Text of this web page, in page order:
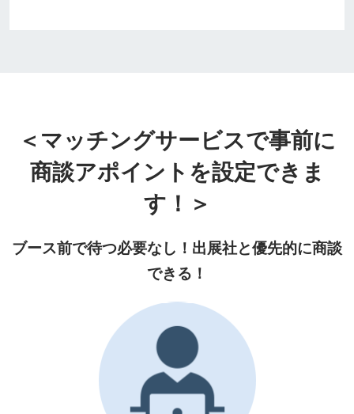
＜マッチングサービスで事前に
商談アポイントを設定できま
す！＞
ブース前で待つ必要なし！出展社と優先的に商談
できる！